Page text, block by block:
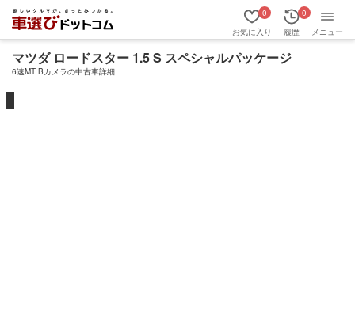
お気に入り
0
履歴
0
メニュー
マツダ ロードスター 1.5 S スペシャルパッケージ
6速MT Bカメラの中古車詳細